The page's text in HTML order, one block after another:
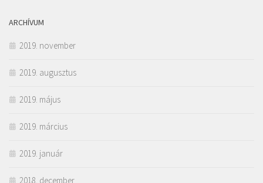
ARCHÍVUM
2019. november
2019. augusztus
2019. május
2019. március
2019. január
2018. december